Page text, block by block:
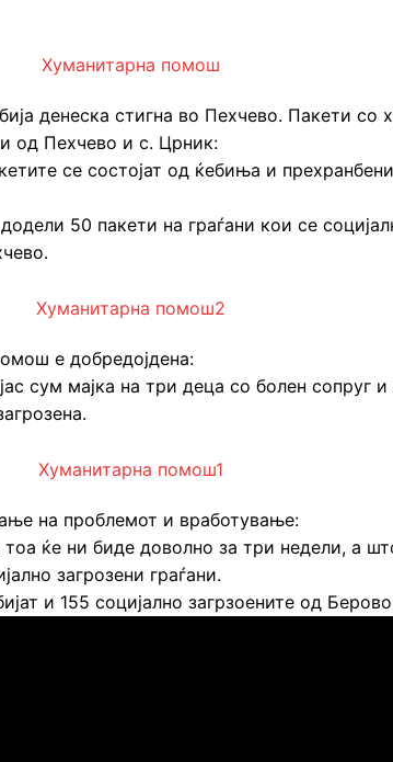
денеска стигна во Пехчево. Пакети со
од Пехчево и с. Црник:
се состојат од ќебиња и
50 пакети на граѓани кои се
е добредојдена:
сум мајка на три деца со болен сопруг
на проблемот и вработување:
ќе ни биде доволно за три недели, а
загрозени граѓани.
и 155 социјално загрзоените од